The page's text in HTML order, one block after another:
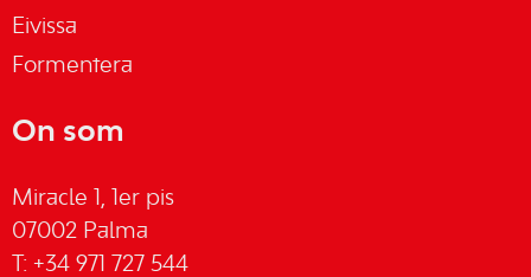
Eivissa
Formentera
On som
Miracle 1, 1er pis
07002 Palma
T: +34 971 727 544